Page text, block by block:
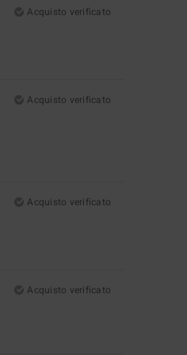
Acquisto verificato
Acquisto verificato
Acquisto verificato
Acquisto verificato